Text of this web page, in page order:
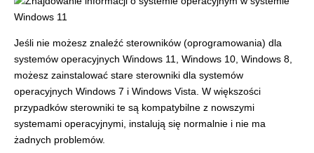
Jeśli nie możesz znaleźć sterowników (oprogramowania) dla
systemów operacyjnych Windows 11, Windows 10, Windows 8,
możesz zainstalować stare sterowniki dla systemów
operacyjnych Windows 7 i Windows Vista. W większości
przypadków sterowniki te są kompatybilne z nowszymi
systemami operacyjnymi, instalują się normalnie i nie ma
żadnych problemów.